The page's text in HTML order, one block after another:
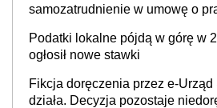
samozatrudnienie w umowę o
cywilnoprawnej jedynym
Podatki lokalne pójdą w górę w
ogłosił nowe stawki
Fikcja doręczenia przez e-
działa. Decyzja pozostaje